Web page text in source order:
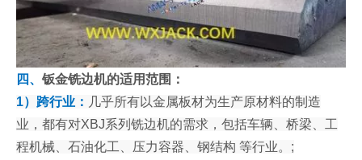
四、 钣金铣边机的适用范围：
1）跨行业： 几乎所有以金属板材为生产原材料的制造
业，都有对XBJ系列铣边机的需求，包括车辆、桥梁、工
程机械、石油化工、压力容器、钢结构 等行业。;